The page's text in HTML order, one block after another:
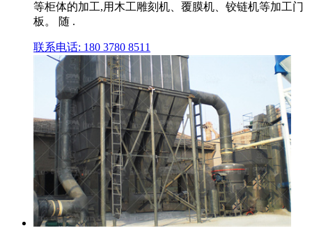
等柜体的加工,用木工雕刻机、覆膜机、铰链机等加工门
板。 随 .
联系电话: 180 3780 8511